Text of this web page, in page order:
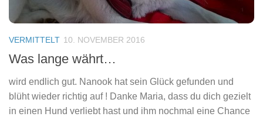
VERMITTELT 10. NOVEMBER 2016
Was lange währt…
wird endlich gut. Nanook hat sein Glück gefunden und
blüht wieder richtig auf ! Danke Maria, dass du dich gezielt
in einen Hund verliebt hast und ihm nochmal eine Chance